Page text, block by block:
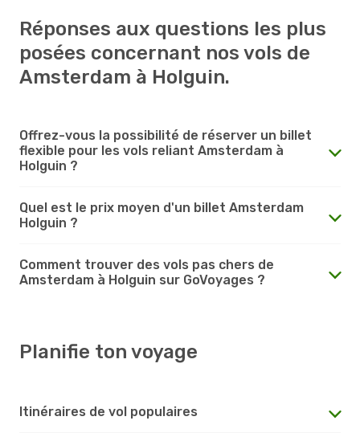
Réponses aux questions les plus
posées concernant nos vols de
Amsterdam à Holguin.
Offrez-vous la possibilité de réserver un billet
flexible pour les vols reliant Amsterdam à
Holguin ?
Quel est le prix moyen d'un billet Amsterdam
Holguin ?
Comment trouver des vols pas chers de
Amsterdam à Holguin sur GoVoyages ?
Planifie ton voyage
Itinéraires de vol populaires